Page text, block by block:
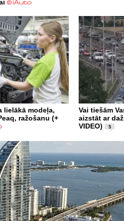
lielākā modeļa,
ražošanu (+
Vai tiešām
aizstāt ar
VIDEO)
5